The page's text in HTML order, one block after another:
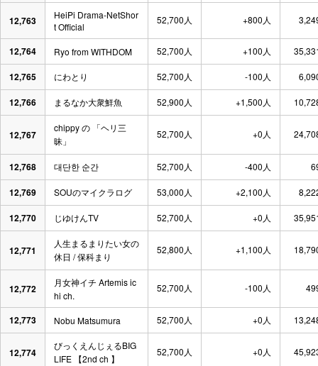
12,763
HeiPi Drama-NetShor
t Official
52,700人 +800人
12,764 Ryo from WITHDOM 52,700人 +100人
12,765 にわとり 52,700人 -100人
12,766 まるなか大衆鮮魚 52,900人 +1,500人
12,767
chippy の 「ヘリ三
昧」
52,700人 +0人
12,768 대단한 순간 52,700人 -400人
12,769 SOUのマイクラログ 53,000人 +2,100人
12,770 じゆけんTV 52,700人 +0人
12,771
人生まるまりたい女の
休日 / 保科まり
52,800人 +1,100人
12,772
月女神イチ Artemis ic
hi ch.
52,700人 -100人
12,773 Nobu Matsumura 52,700人 +0人
12,774
びっくえんじぇるBIG
LIFE 【2nd ch 】
52,700人 +0人